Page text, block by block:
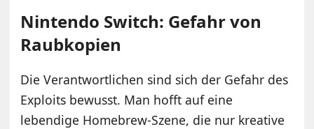
Nintendo Switch: Gefahr von
Raubkopien
Die Verantwortlichen sind sich der Gefahr des
Exploits bewusst. Man hofft auf eine
lebendige Homebrew-Szene, die nur kreative